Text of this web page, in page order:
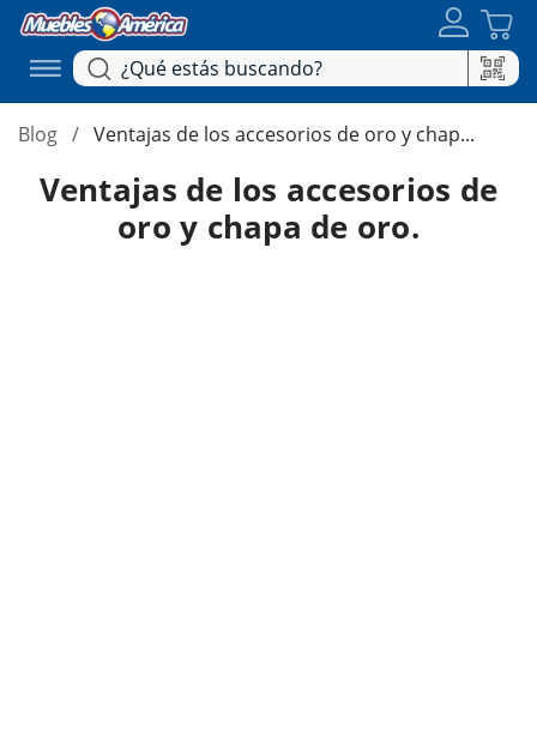
Blog Ventajas de los accesorios de oro y chap...
Ventajas de los accesorios de
oro y chapa de oro.